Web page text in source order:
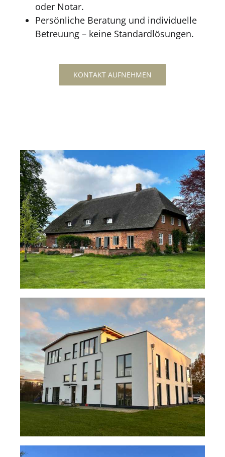
oder Notar.
Persönliche Beratung und individuelle
Betreuung – keine Standardlösungen.
KONTAKT AUFNEHMEN